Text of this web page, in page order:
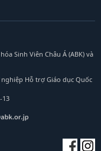
Sinh Viên Châu Á (ABK) và
nghiệp Hỗ trợ Giáo dục Quốc
13